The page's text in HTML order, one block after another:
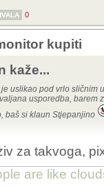
0
kupiti
kaže...
uslikao pod vrlo sličnim
usporedba, barem
baš si klaun Stjepanjino
za takvoga,
are like